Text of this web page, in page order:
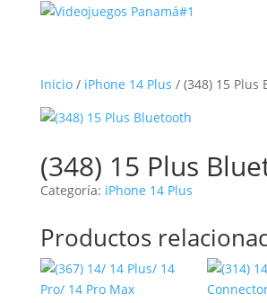
Inicio/ iPhone 14 Plus / (348) 15 Plus
(348) 15 Plus
Categoría: iPhone 14 Plus
Productos